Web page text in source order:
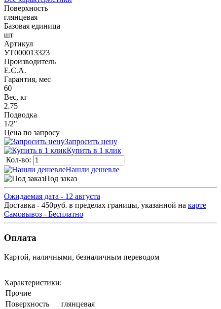
Поверхность
глянцевая
Базовая единица
шт
Артикул
УТ000013323
Производитель
E.C.A.
Гарантия, мес
60
Вес, кг
2.75
Подводка
1/2"
Цена по запросу
Запросить цену
Купить в 1 клик
Кол-во:
Нашли дешевле
Под заказ
Ожидаемая дата - 12 августа
Доставка - 450руб. в пределах границы, указанной на карте
Самовывоз - Бесплатно
Оплата
Картой, наличными, безналичным переводом
Характеристики:
Прочие
Поверхность
глянцевая